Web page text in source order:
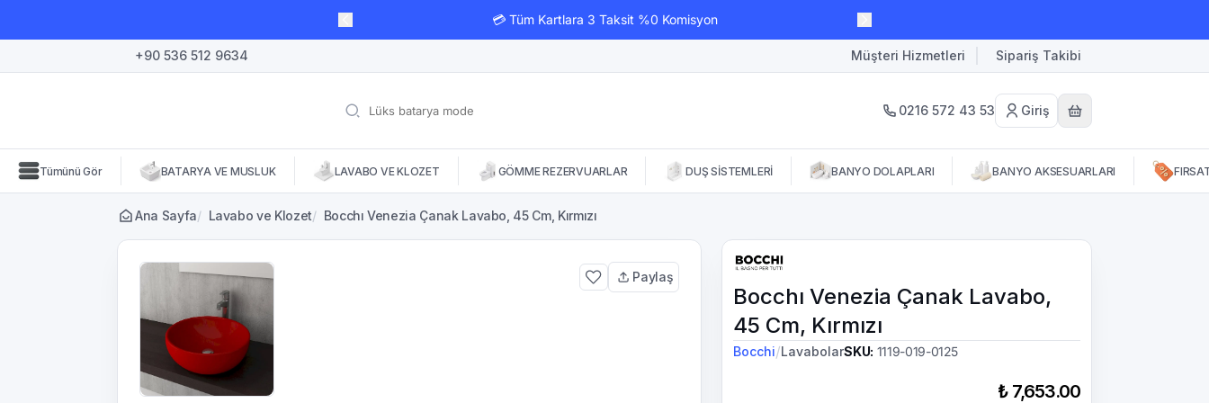
💳 Tüm Kartlara 3 Taksit %0 Komisyon
+90 536 512 9634 Müşteri Hizmetleri Sipariş Takibi
0216 572 43 53 Giriş
Tümünü Gör BATARYA VE MUSLUK LAVABO VE KLOZET GÖMME REZERVUARLAR DUŞ SİSTEMLERİ BANYO DOLAPLARI BANYO AKSESUARLARI
Ana Sayfa/ Lavabo ve Klozet/ Bocchı Venezia Çanak Lavabo, 45 Cm, Kırmızı
Paylaş
Bocchı Venezia Çanak Lavabo,
45 Cm, Kırmızı
Bocchi/LavabolarSKU: 1119-019-0125
₺ 7,653.00